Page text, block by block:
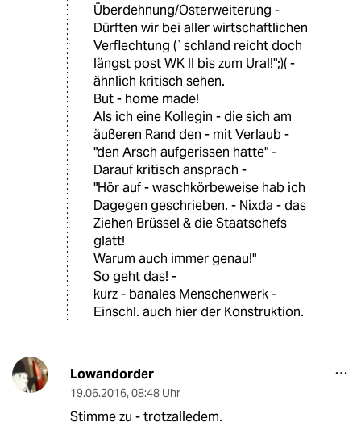
Überdehnung/Osterweiterung -
Dürften wir bei aller wirtschaftlichen
Verflechtung (`schland reicht doch
längst post WK II bis zum Ural!";)( -
ähnlich kritisch sehen.
But - home made!
Als ich eine Kollegin - die sich am
äußeren Rand den - mit Verlaub -
"den Arsch aufgerissen hatte" -
Darauf kritisch ansprach -
"Hör auf - waschkörbeweise hab ich
Dagegen geschrieben. - Nixda - das
Ziehen Brüssel & die Staatschefs
glatt!
Warum auch immer genau!"
So geht das! -
kurz - banales Menschenwerk -
Einschl. auch hier der Konstruktion.
Lowandorder
19.06.2016, 08:48 Uhr
Stimme zu - trotzalledem.